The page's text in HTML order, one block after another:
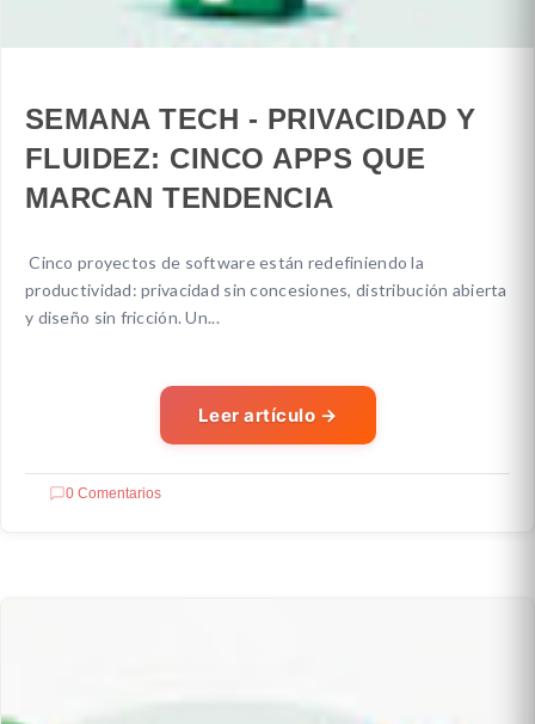
SEMANA TECH - PRIVACIDAD Y
FLUIDEZ: CINCO APPS QUE
MARCAN TENDENCIA
Cinco proyectos de software están redefiniendo la
productividad: privacidad sin concesiones, distribución abierta
y diseño sin fricción. Un...
Leer artículo →
0 Comentarios